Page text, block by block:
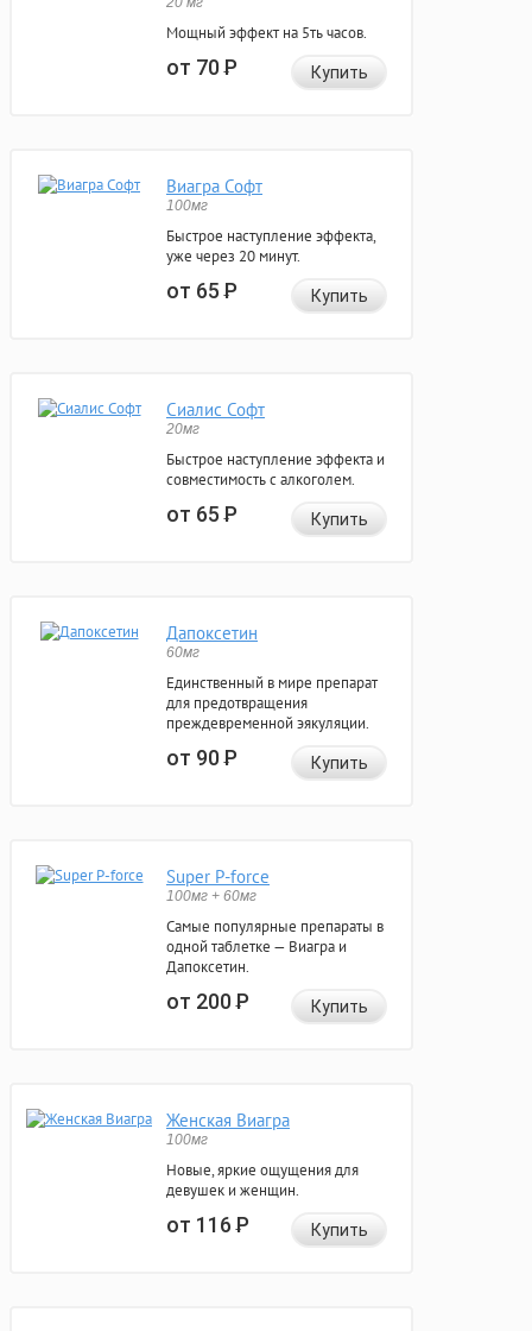
Мощный эффект на 5ть часов.
от 70Р Купить
Виагра Софт
100мг
Быстрое наступление эффекта,
уже через 20 минут.
от 65Р Купить
Сиалис Софт
20мг
Быстрое наступление эффекта и
совместимость с алкоголем.
от 65Р Купить
Дапоксетин
60мг
Единственный в мире препарат
для предотвращения
преждевременной эякуляции.
от 90Р Купить
Super P-force
100мг + 60мг
Самые популярные препараты в
одной таблетке — Виагра и
Дапоксетин.
от 200Р Купить
Женская Виагра
100мг
Новые, яркие ощущения для
девушек и женщин.
от 116Р Купить